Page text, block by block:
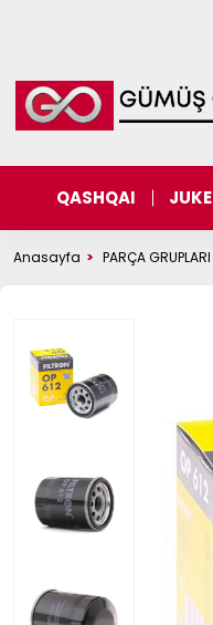
QASHQAI JUKE
Anasayfa PARÇA GRUPLARI